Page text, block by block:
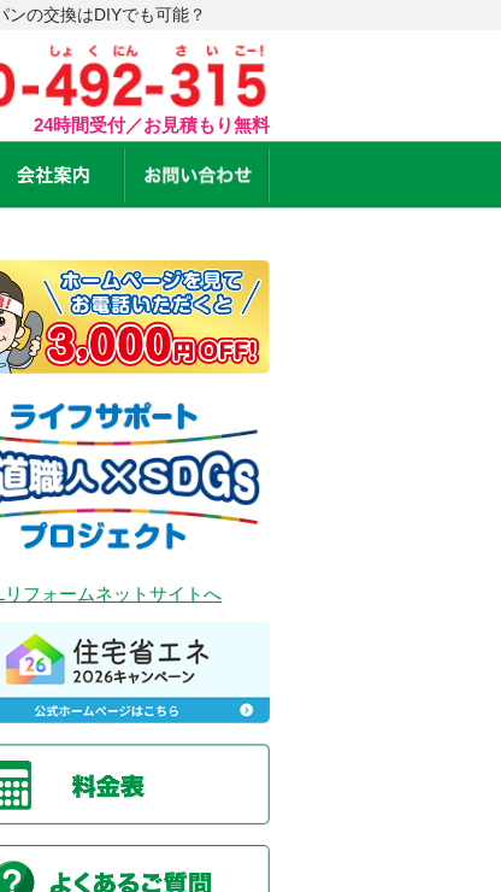
ンの交換はDIYでも可能？
24時間受付／お見積もり無料